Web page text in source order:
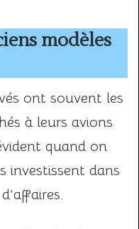
modèles
ont souvent les
à leurs avions
quand on
investissent dans